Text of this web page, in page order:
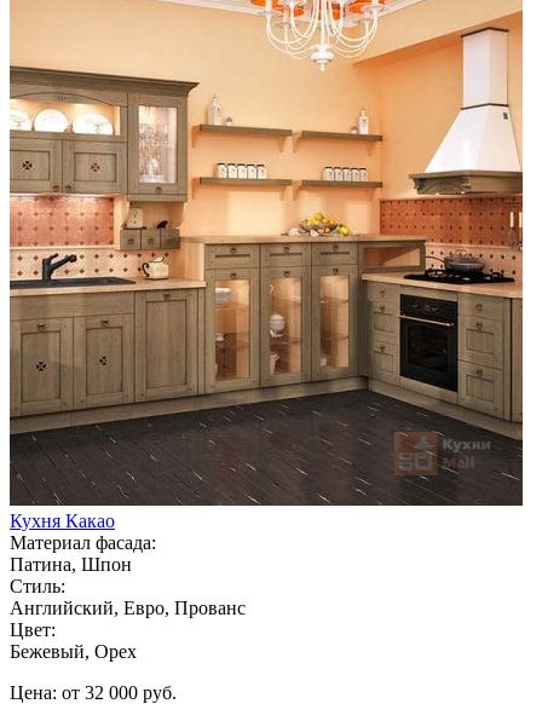
Кухня Какао
Материал фасада:
Патина, Шпон
Стиль:
Английский, Евро, Прованс
Цвет:
Бежевый, Орех
Цена: от 32 000 руб.